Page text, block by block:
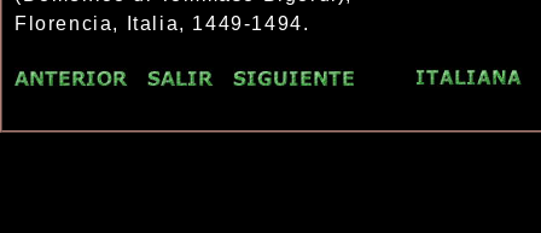
Florencia, Italia, 1449-1494.